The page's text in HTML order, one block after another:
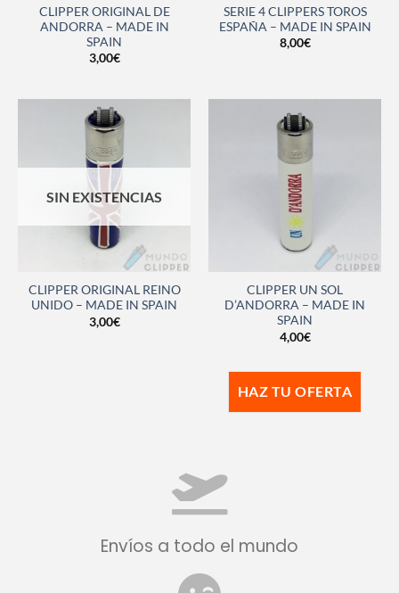
CLIPPER ORIGINAL DE
ANDORRA – MADE IN
SPAIN
3,00€
SERIE 4 CLIPPERS TOROS
ESPAÑA – MADE IN SPAIN
8,00€
SIN EXISTENCIAS
CLIPPER ORIGINAL REINO
UNIDO – MADE IN SPAIN
3,00€
CLIPPER UN SOL
D’ANDORRA – MADE IN
SPAIN
4,00€
HAZ TU OFERTA
Envíos a todo el mundo